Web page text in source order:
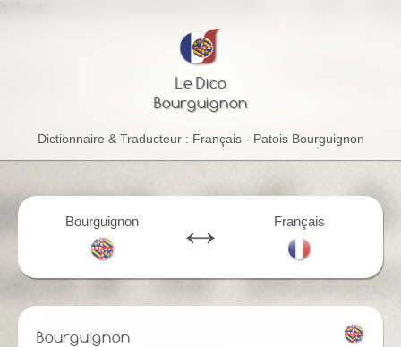
Le Dico
Bourguignon
Dictionnaire & Traducteur : Français - Patois Bourguignon
Bourguignon Français
Bourguignon